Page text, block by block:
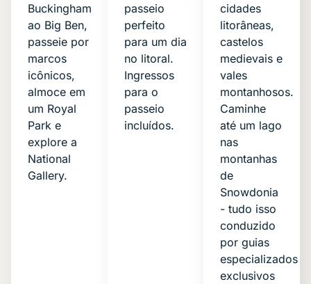
Buckingham
ao Big Ben,
passeie por
marcos
icônicos,
almoce em
um Royal
Park e
explore a
National
Gallery.
passeio
perfeito
para um dia
no litoral.
Ingressos
para o
passeio
incluídos.
cidades
litorâneas,
castelos
medievais e
vales
montanhosos.
Caminhe
até um lago
nas
montanhas
de
Snowdonia
- tudo isso
conduzido
por guias
especializados
exclusivos